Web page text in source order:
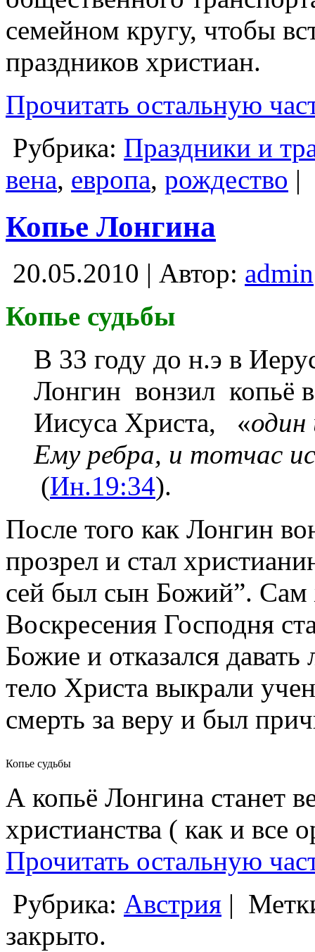
семейном кругу, чтобы
праздников христиан.
Прочитать остальную
Рубрика: Праздники и
вена, европа, рождество |
Копье Лонгина
20.05.2010 | Автор: admin
Копье судьбы
В 33 году до н.э в
Лонгин вонзил копьё в
Иисуса Христа, «один
Ему ребра, и тотчас
(Ин.19:34).
После того как Лонгин
прозрел и стал
сей был сын Божий”. Сам
Воскресения Господня
Божие и отказался
тело Христа выкрали
смерть за веру и был
Копье судьбы
А копьё Лонгина станет
христианства ( как и все
Прочитать остальную
Рубрика: Австрия |
закрыто.